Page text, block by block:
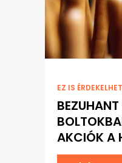
EZ IS
AKCIÓK A